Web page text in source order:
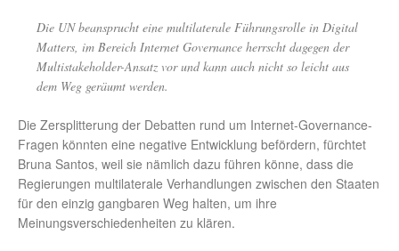
Die UN beansprucht eine multilaterale Führungsrolle in Digital
Matters, im Bereich Internet Governance herrscht dagegen der
Multistakeholder-Ansatz vor und kann auch nicht so leicht aus
dem Weg geräumt werden.
Die Zersplitterung der Debatten rund um Internet-Governance-
Fragen könnten eine negative Entwicklung befördern, fürchtet
Bruna Santos, weil sie nämlich dazu führen könne, dass die
Regierungen multilaterale Verhandlungen zwischen den Staaten
für den einzig gangbaren Weg halten, um ihre
Meinungsverschiedenheiten zu klären.